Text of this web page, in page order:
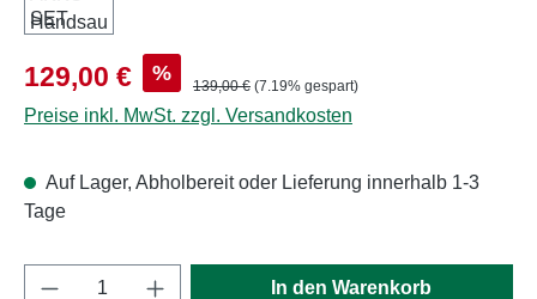
Verkaufspreis:
129,00 € % Regulärer Preis:
139,00 € (7.19% gespart)
Preise inkl. MwSt. zzgl. Versandkosten
Auf Lager, Abholbereit oder Lieferung innerhalb 1-3
Tage
Produkt Anzahl: Gib den gewünschten
In den Warenkorb